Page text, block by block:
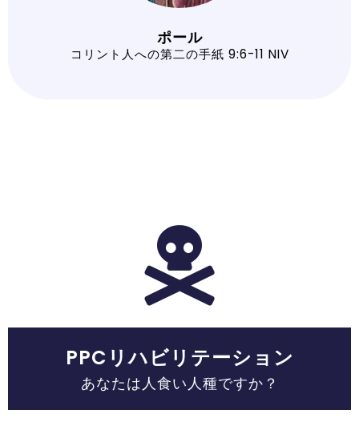
ポール
コリント人への第二の手紙 9:6-11 NIV
PPCリハビリテーション
あなたは人食い人種ですか？